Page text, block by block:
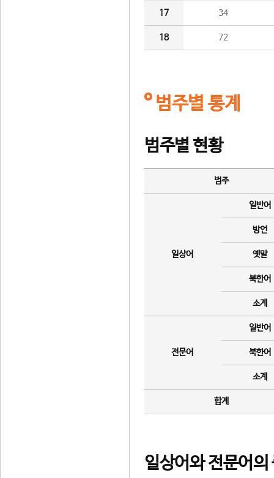
17 34
18 72
범주별 통계
범주별 현황
범주
일상어
일반어
방언
옛말
북한어
소계
전문어
일반어
북한어
소계
합계
일상어와 전문어의